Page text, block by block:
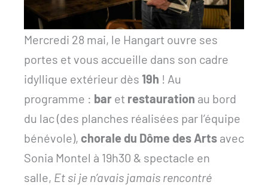
Mercredi 28 mai, le Hangart ouvre ses
portes et vous accueille dans son cadre
idyllique extérieur dès19h ! Au
programme : baret restauration au bord
du lac (des planches réalisées par l’équipe
bénévole),chorale du Dôme des Artsavec
Sonia Montel à 19h30 & spectacle en
salle, Et si je n’avais jamais rencontré